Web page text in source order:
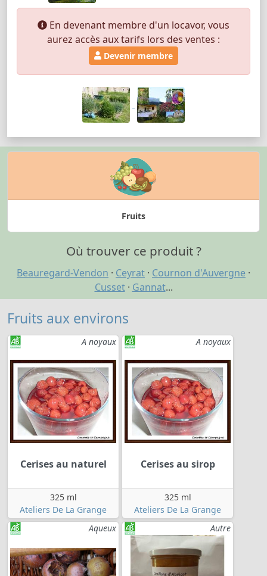
En devenant membre d'un locavor, vous
aurez accès aux tarifs lors des ventes :
Devenir membre
Fruits
Où trouver ce produit ?
Beauregard-Vendon · Ceyrat · Cournon d'Auvergne ·
Cusset· Gannat...
Fruits aux environs
A noyaux
Cerises au naturel
325 ml
Ateliers De La Grange
A noyaux
Cerises au sirop
325 ml
Ateliers De La Grange
Aqueux
Autre